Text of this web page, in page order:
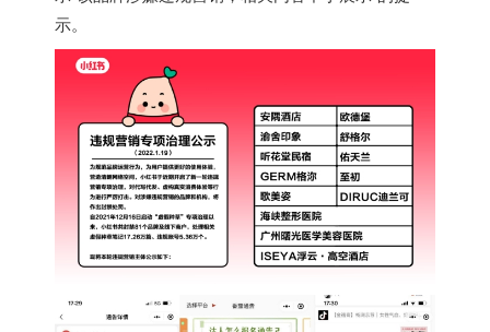
示。